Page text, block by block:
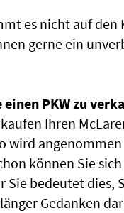
es nicht auf den
gerne ein
einen PKW zu
Ihren
wird
können Sie
Sie bedeutet dies,
Gedanken